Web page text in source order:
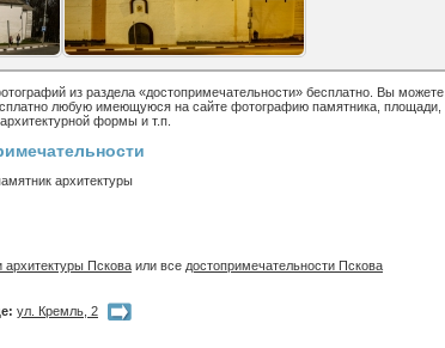
из раздела «достопримечательности» бесплатно. Вы можете
любую имеющуюся на сайте фотографию памятника, площади,
формы и т.п.
архитектуры
архитектуры Пскова или все достопримечательности Пскова
ул. Кремль, 2